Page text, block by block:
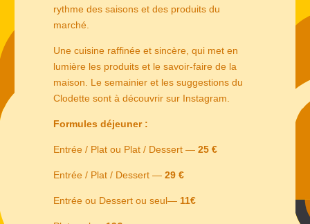
rythme des saisons et des produits du
marché.
Une cuisine raffinée et sincère, qui met en
lumière les produits et le savoir-faire de la
maison. Le semainier et les suggestions du
Clodette sont à découvrir sur Instagram.
Formules déjeuner :
Entrée / Plat ou Plat / Dessert — 25 €
Entrée / Plat / Dessert — 29 €
Entrée ou Dessert ou seul— 11€